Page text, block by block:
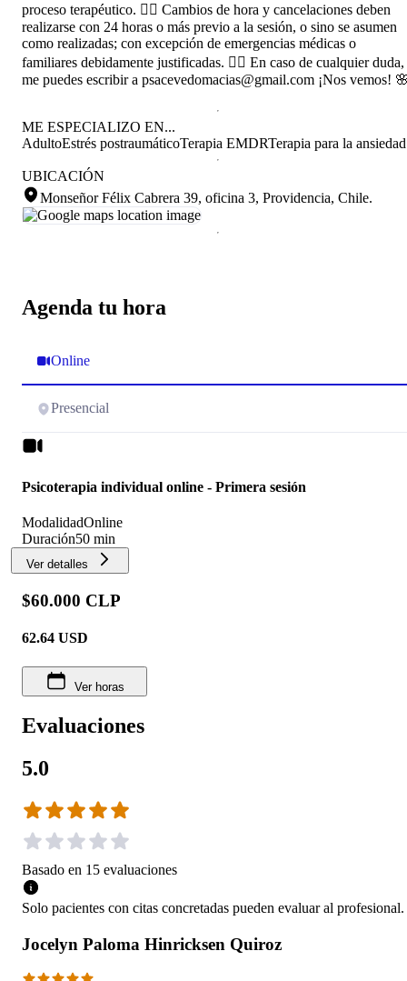
Agenda tu hora
Online
Presencial
Psicoterapia individual online - Primera sesión
ModalidadOnline
Duración50 min
Ver detalles
$60.000 CLP
62.64 USD
Ver horas
Evaluaciones
5.0
Basado en 15 evaluaciones
Solo pacientes con citas concretadas pueden evaluar al profesional.
Jocelyn Paloma Hinricksen Quiroz
proceso terapéutico. 👉🏽 Cambios de hora y cancelaciones deben
realizarse con 24 horas o más previo a la sesión, o sino se asumen
como realizadas; con excepción de emergencias médicas o
familiares debidamente justificadas. 👉🏽 En caso de cualquier duda,
me puedes escribir a psacevedomacias@gmail.com ¡Nos vemos!
ME ESPECIALIZO EN...
AdultoEstrés postraumáticoTerapia EMDRTerapia para la ansiedad
UBICACIÓN
Monseñor Félix Cabrera 39, oficina 3, Providencia, Chile.